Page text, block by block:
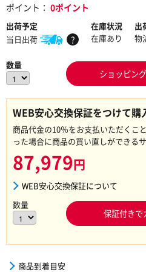
ポイント： 0ポイント
出荷予定
当日出荷
?
在庫状況
在庫あり
出
物
数量
ショッピン
WEB安心交換保証をつけて購
商品代金の10％をお支払いただくこ
った場合に商品の買い直しができる
87,979円
WEB安心交換保証について
数量
保証付きで
商品到着目安